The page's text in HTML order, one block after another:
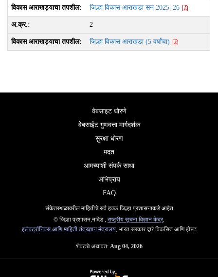
जिल्हा विकास आराखडा सन 2025–26
2
जिल्हा विकास आराखडा (5 वर्षांचा)
वेबसाइट धोरणे
वेबसाईट गुणवत्ता मार्गदर्शक
सुरक्षा धोरण
मदत
आमच्याशी संपर्क साधा
अभिप्राय
FAQ
संकेतस्थळावरील माहितीचे सर्व हक्क जिल्हा प्रशासनाकडे आहेत
© जिल्हा प्रशासन,नांदेड , राष्ट्रीय सूचना विज्ञान केंद्र,
इलेक्ट्रॉनिक्स आणि माहिती तंत्रज्ञान मंत्रालय, भारत सरकार द्वारे विकसित आणि होस्ट
शेवटचे अद्यावत: Aug 04, 2026